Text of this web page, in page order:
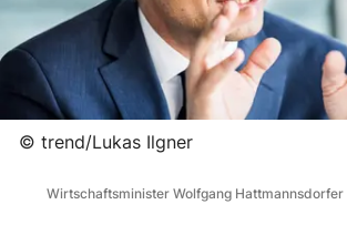
© trend/Lukas Ilgner
Wirtschaftsminister Wolfgang Hattmannsdorfer